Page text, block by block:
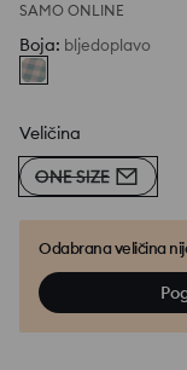
SAMO ONLINE
Boja: bljedoplavo
Veličina
ONE SIZE
Odabrana veličina